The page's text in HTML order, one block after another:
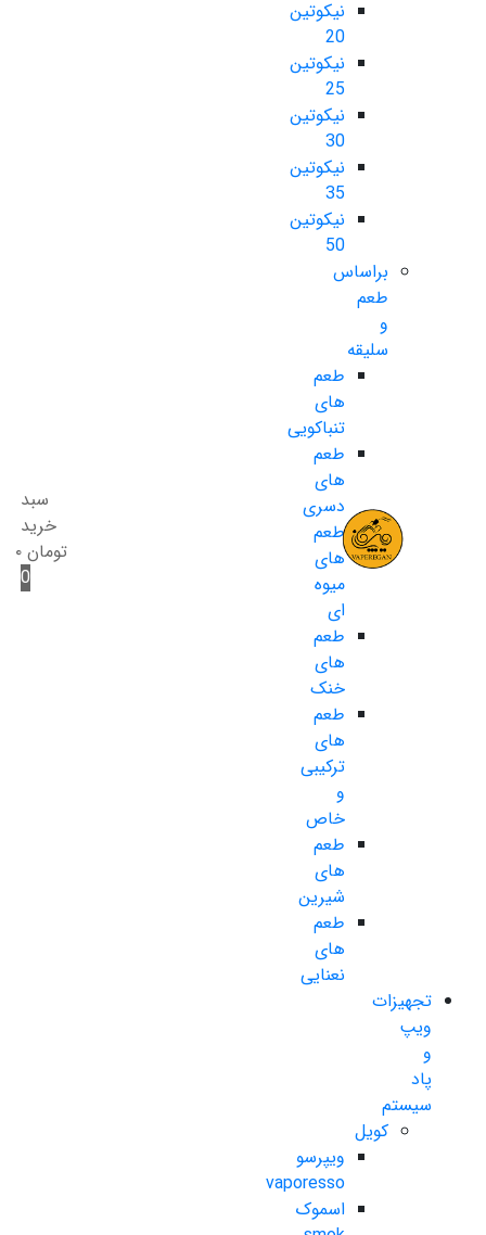
نیکوتین
20
نیکوتین
25
نیکوتین
30
نیکوتین
35
نیکوتین
50
براساس
طعم
و
سلیقه
طعم
های
تنباکویی
طعم
های
دسری
طعم
های
میوه
ای
طعم
های
خنک
طعم
های
ترکیبی
و
خاص
طعم
های
شیرین
طعم
های
نعنایی
تجهیزات
ویپ
و
پاد
سیستم
کویل
ویپرسو
vaporesso
اسموک
سبد
خرید
تومان ۰
0